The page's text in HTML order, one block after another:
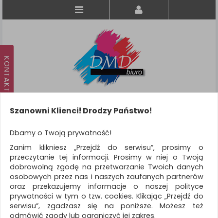
KATEGORIE
WSZYSTKIE KATEGORIE
FILTRY
Więcej
Szanowni Klienci! Drodzy Państwo!
Dbamy o Twoją prywatność!
Zanim klikniesz „Przejdź do serwisu”, prosimy o
przeczytanie tej informacji. Prosimy w niej o Twoją
dobrowolną zgodę na przetwarzanie Twoich danych
osobowych przez nas i naszych zaufanych partnerów
oraz przekazujemy informacje o naszej polityce
prywatności w tym o tzw. cookies. Klikając „Przejdź do
serwisu”, zgadzasz się na poniższe. Możesz też
odmówić zgody lub ograniczyć jej zakres.